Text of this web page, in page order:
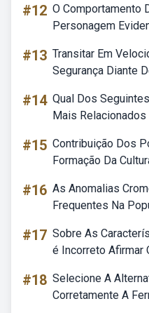
#12 O Comportamento
Personagem
#13 Transitar Em
Segurança Diante
#14 Qual Dos
Mais Relacionados
#15 Contribuição Dos
Formação Da
#16 As Anomalias
Frequentes Na
#17 Sobre As
é Incorreto Afirmar
#18 Selecione A
Corretamente A